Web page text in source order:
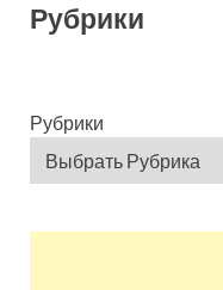
Рубрики
Рубрики